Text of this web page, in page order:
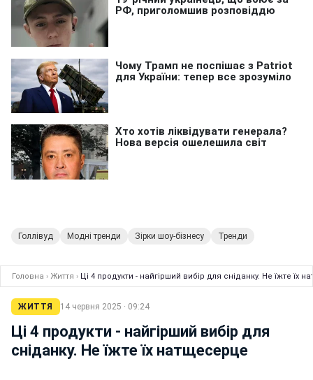
Голлівуд Модні тренди Зірки шоу-бізнесу Тренди
Головна › Життя › Ці 4 продукти - найгірший вибір для сніданку. Не їжте їх
ЖИТТЯ 14 червня 2025 · 09:24
Ці 4 продукти - найгірший вибір для
сніданку. Не їжте їх натщесерце